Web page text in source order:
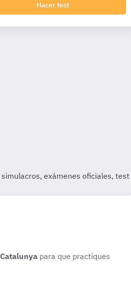
Hacer test
para que practiques